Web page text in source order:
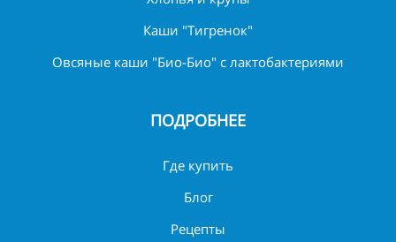
Каши "Тигренок"
Овсяные каши "Био-Био" с лактобактериями
ПОДРОБНЕЕ
Где купить
Блог
Рецепты